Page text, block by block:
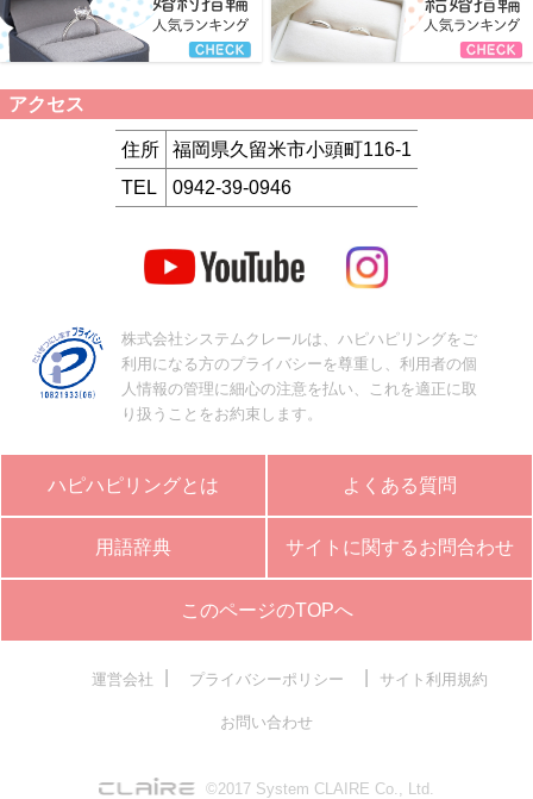
アクセス
住所
福岡県久留米市小頭町116-1
TEL
0942-39-0946
株式会社システムクレールは、ハピハピリングをご
利用になる方のプライバシーを尊重し、利用者の個
人情報の管理に細心の注意を払い、これを適正に取
り扱うことをお約束します。
ハピハピリングとは よくある質問
用語辞典 サイトに関するお問合わせ
このページのTOPへ
運営会社 プライバシーポリシー サイト利用規約
お問い合わせ
©2017 System CLAIRE Co., Ltd.